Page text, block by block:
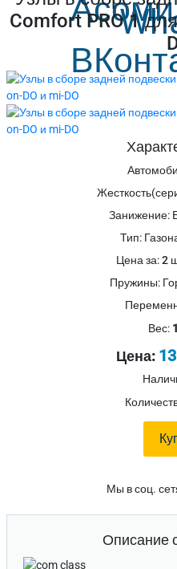
Comfort PRO 1
Занижение:
Тип:
Цена за:2
Пружины:
Вес:
Цена:
Мы в соц.
Описание